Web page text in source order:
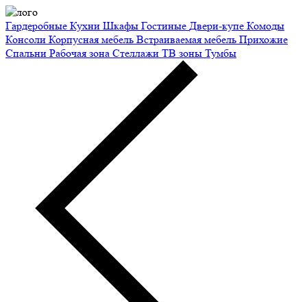
Гардеробные Кухни Шкафы Гостиные Двери-купе Комоды
Консоли Корпусная мебель Встраиваемая мебель Прихожие
Спальни Рабочая зона Стеллажи ТВ зоны Тумбы